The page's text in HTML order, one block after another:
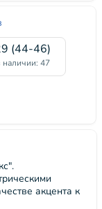
(44-46)
наличии: 47
акцента к